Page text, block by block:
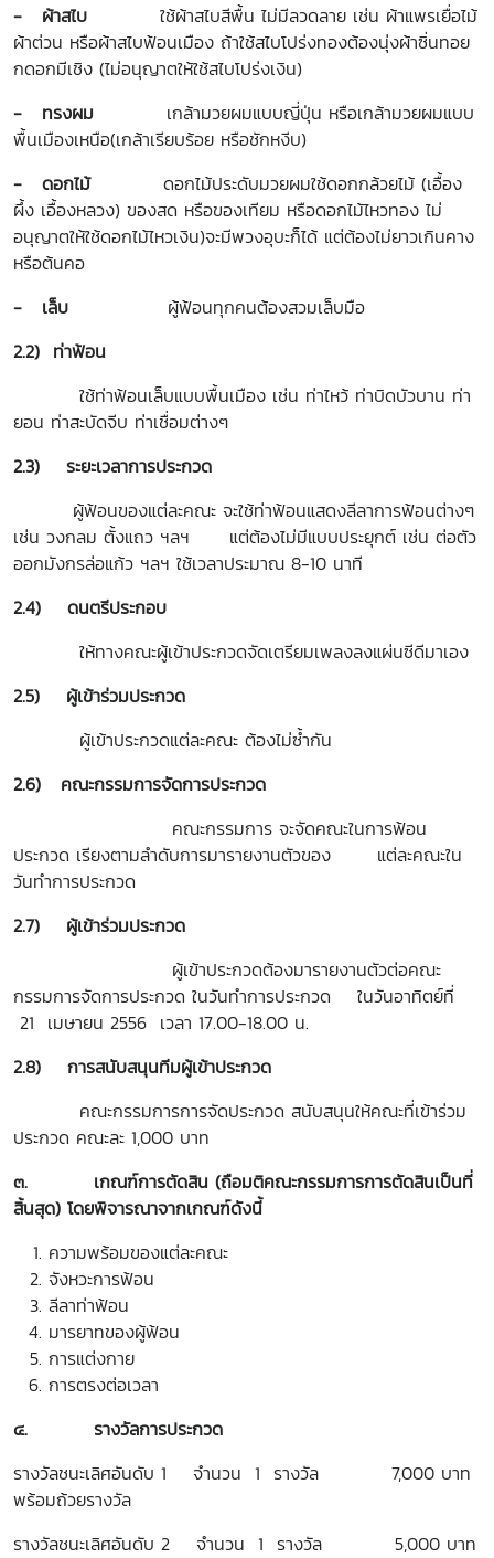
- ผ้าสไบ ใช้ผ้าสไบสีพื้น ไม่มีลวดลาย เช่น ผ้าแพรเยื่อไม้
ผ้าต่วน หรือผ้าสไบฟ้อนเมือง ถ้าใช้สไบโปร่งทองต้องนุ่งผ้าซิ่นทอย
กดอกมีเชิง (ไม่อนุญาตให้ใช้สไบโปร่งเงิน)
- ทรงผม เกล้ามวยผมแบบญี่ปุ่น หรือเกล้ามวยผมแบบ
พื้นเมืองเหนือ(เกล้าเรียบร้อย หรือชักหงีบ)
- ดอกไม้ ดอกไม้ประดับมวยผมใช้ดอกกล้วยไม้ (เอื้อง
ผึ้ง เอื้องหลวง) ของสด หรือของเทียม หรือดอกไม้ไหวทอง ไม่
อนุญาตให้ใช้ดอกไม้ไหวเงิน)จะมีพวงอุบะก็ได้ แต่ต้องไม่ยาวเกินคาง
หรือต้นคอ
- เล็บ ผู้ฟ้อนทุกคนต้องสวมเล็บมือ
2.2) ท่าฟ้อน
ใช้ท่าฟ้อนเล็บแบบพื้นเมือง เช่น ท่าไหว้ ท่าบิดบัวบาน ท่า
ยอน ท่าสะบัดจีบ ท่าเชื่อมต่างๆ
2.3) ระยะเวลาการประกวด
ผู้ฟ้อนของแต่ละคณะ จะใช้ท่าฟ้อนแสดงลีลาการฟ้อนต่างๆ
เช่น วงกลม ตั้งแถว ฯลฯ แต่ต้องไม่มีแบบประยุกต์ เช่น ต่อตัว
ออกมังกรล่อแก้ว ฯลฯ ใช้เวลาประมาณ 8-10 นาที
2.4) ดนตรีประกอบ
ให้ทางคณะผู้เข้าประกวดจัดเตรียมเพลงลงแผ่นซีดีมาเอง
2.5) ผู้เข้าร่วมประกวด
ผู้เข้าประกวดแต่ละคณะ ต้องไม่ซ้ำกัน
2.6) คณะกรรมการจัดการประกวด
คณะกรรมการ จะจัดคณะในการฟ้อน
ประกวด เรียงตามลำดับการมารายงานตัวของ แต่ละคณะใน
วันทำการประกวด
2.7) ผู้เข้าร่วมประกวด
ผู้เข้าประกวดต้องมารายงานตัวต่อคณะ
กรรมการจัดการประกวด ในวันทำการประกวด ในวันอาทิตย์ที่
21 เมษายน 2556 เวลา 17.00-18.00 น.
2.8) การสนับสนุนทีมผู้เข้าประกวด
คณะกรรมการการจัดประกวด สนับสนุนให้คณะที่เข้าร่วม
ประกวด คณะละ 1,000 บาท
๓. เกณฑ์การตัดสิน (ถือมติคณะกรรมการการตัดสินเป็นที่
สิ้นสุด) โดยพิจารณาจากเกณฑ์ดังนี้
ความพร้อมของแต่ละคณะ
จังหวะการฟ้อน
ลีลาท่าฟ้อน
มารยาทของผู้ฟ้อน
การแต่งกาย
การตรงต่อเวลา
๔. รางวัลการประกวด
รางวัลชนะเลิศอันดับ 1 จำนวน 1 รางวัล 7,000 บาท
พร้อมถ้วยรางวัล
รางวัลชนะเลิศอันดับ 2 จำนวน 1 รางวัล 5,000 บาท